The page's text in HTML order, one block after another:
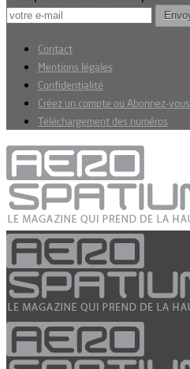
Contact
Mentions légales
Confidentialité
Créez un compte ou Abonnez-vous
Téléchargement des numéros